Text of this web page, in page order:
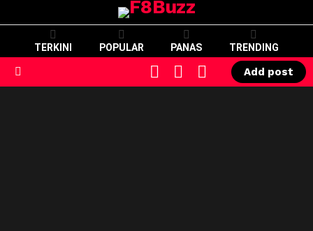
TERKINI POPULAR PANAS TRENDING
SWITCH
SKIN
CART LOGIN
Add post